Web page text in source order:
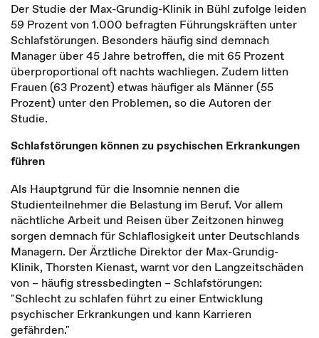
Der Studie der Max-Grundig-Klinik in Bühl zufolge leiden
59 Prozent von 1.000 befragten Führungskräften unter
Schlafstörungen. Besonders häufig sind demnach
Manager über 45 Jahre betroffen, die mit 65 Prozent
überproportional oft nachts wachliegen. Zudem litten
Frauen (63 Prozent) etwas häufiger als Männer (55
Prozent) unter den Problemen, so die Autoren der
Studie.
Schlafstörungen können zu psychischen Erkrankungen
führen
Als Hauptgrund für die Insomnie nennen die
Studienteilnehmer die Belastung im Beruf. Vor allem
nächtliche Arbeit und Reisen über Zeitzonen hinweg
sorgen demnach für Schlaflosigkeit unter Deutschlands
Managern. Der Ärztliche Direktor der Max-Grundig-
Klinik, Thorsten Kienast, warnt vor den Langzeitschäden
von – häufig stressbedingten – Schlafstörungen:
"Schlecht zu schlafen führt zu einer Entwicklung
psychischer Erkrankungen und kann Karrieren
gefährden."